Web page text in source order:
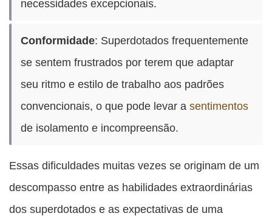
necessidades excepcionais.
Conformidade: Superdotados frequentemente
se sentem frustrados por terem que adaptar
seu ritmo e estilo de trabalho aos padrões
convencionais, o que pode levar a sentimentos
de isolamento e incompreensão.
Essas dificuldades muitas vezes se originam de um
descompasso entre as habilidades extraordinárias
dos superdotados e as expectativas de uma